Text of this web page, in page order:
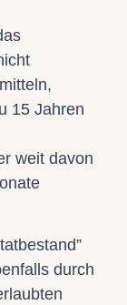
15 Jahren
weit davon
durch